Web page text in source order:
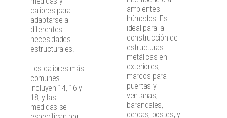
calibres para
adaptarse a
diferentes
necesidades
estructurales.
Los calibres más
comunes
incluyen 14, 16 y
18, y las
medidas se
ambientes
húmedos. Es
ideal para la
construcción de
estructuras
metálicas en
exteriores,
marcos para
puertas y
ventanas,
barandales,
cercas, postes, y